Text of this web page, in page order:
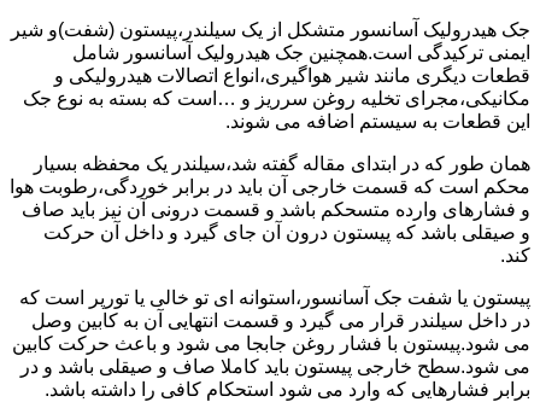
جک هیدرولیک آسانسور متشکل از یک سیلندر،پیستون (شفت)و شیر
ایمنی ترکیدگی است.همچنین جک هیدرولیک آسانسور شامل
قطعات دیگری مانند شیر هواگیری،انواع اتصالات هیدرولیکی و
مکانیکی،مجرای تخلیه روغن سرریز و …است که بسته به نوع جک
این قطعات به سیستم اضافه می شوند.
همان طور که در ابتدای مقاله گفته شد،سیلندر یک محفظه بسیار
محکم است که قسمت خارجی آن باید در برابر خوردگی،رطوبت هوا
و فشارهای وارده متسحکم باشد و قسمت درونی آن نیز باید صاف
و صیقلی باشد که پیستون درون آن جای گیرد و داخل آن حرکت
کند.
پیستون یا شفت جک آسانسور،استوانه ای تو خالی یا تورپر است که
در داخل سیلندر قرار می گیرد و قسمت انتهایی آن به کابین وصل
می شود.پیستون با فشار روغن جابجا می شود و باعث حرکت کابین
می شود.سطح خارجی پیستون باید کاملا صاف و صیقلی باشد و در
برابر فشارهایی که وارد می شود استحکام کافی را داشته باشد.